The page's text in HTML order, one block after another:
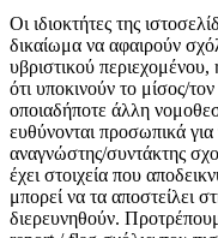
Οι ιδιοκτήτες της
δικαίωμα να αφαιρούν
υβριστικού
ότι υποκινούν το μίσος/
οποιαδήποτε άλλη
ευθύνονται προσωπικά
αναγνώστης/συντάκτης
έχει στοιχεία που
μπορεί να τα αποστείλει
διερευνηθούν.